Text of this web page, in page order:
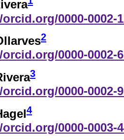
0000-0002-
2
0000-0002-
3
0000-0002-
4
0000-0003-